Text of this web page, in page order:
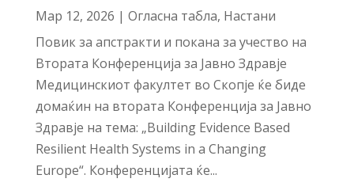
Мар 12, 2026 | Огласна табла, Настани
Повик за апстракти и покана за учество на
Втората Конференција за Јавно Здравје
Медицинскиот факултет во Скопје ќе биде
домаќин на втората Конференција за Јавно
Здравје на тема: „Building Evidence Based
Resilient Health Systems in a Changing
Europe“. Конференцијата ќе...